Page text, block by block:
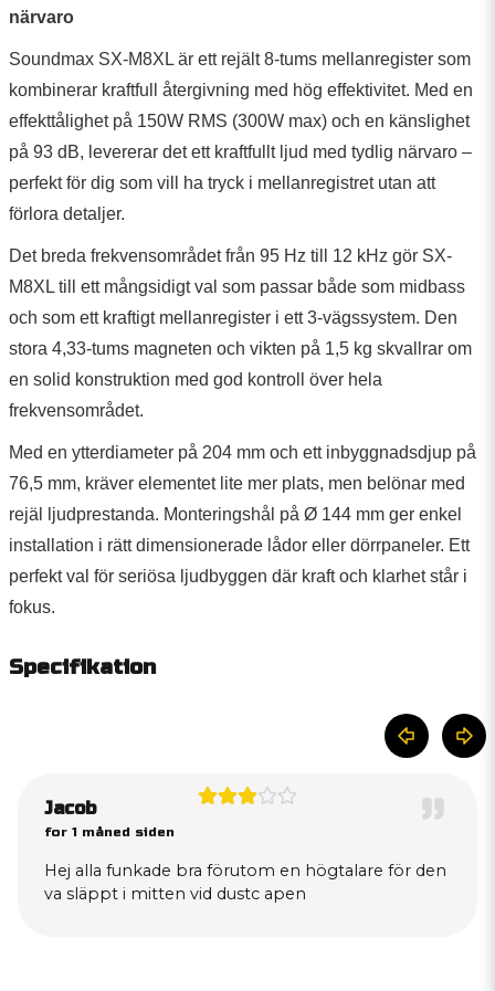
närvaro
Soundmax SX-M8XL är ett rejält 8-tums mellanregister som
kombinerar kraftfull återgivning med hög effektivitet. Med en
effekttålighet på 150W RMS (300W max) och en känslighet
på 93 dB, levererar det ett kraftfullt ljud med tydlig närvaro –
perfekt för dig som vill ha tryck i mellanregistret utan att
förlora detaljer.
Det breda frekvensområdet från 95 Hz till 12 kHz gör SX-
M8XL till ett mångsidigt val som passar både som midbass
och som ett kraftigt mellanregister i ett 3-vägssystem. Den
stora 4,33-tums magneten och vikten på 1,5 kg skvallrar om
en solid konstruktion med god kontroll över hela
frekvensområdet.
Med en ytterdiameter på 204 mm och ett inbyggnadsdjup på
76,5 mm, kräver elementet lite mer plats, men belönar med
rejäl ljudprestanda. Monteringshål på Ø 144 mm ger enkel
installation i rätt dimensionerade lådor eller dörrpaneler. Ett
perfekt val för seriösa ljudbyggen där kraft och klarhet står i
fokus.
Specifikation
Jacob
for 1 måned siden
Hej alla funkade bra förutom en högtalare för den
va släppt i mitten vid dustc apen